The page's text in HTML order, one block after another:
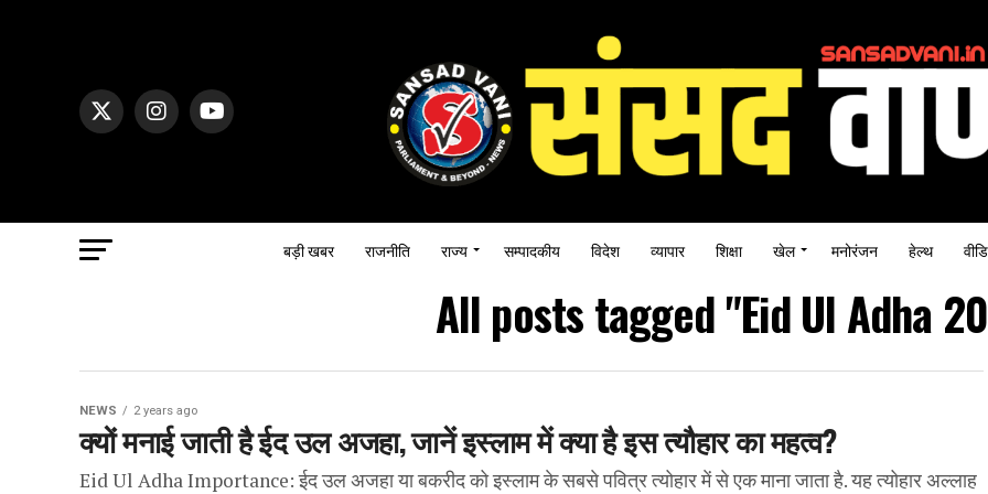
बड़ी खबर राजनीति राज्य सम्पादकीय विदेश व्यापार शिक्षा खेल मनोरंजन हेल्थ
All posts tagged "Eid Ul Adha
NEWS 2 years ago
क्यों मनाई जाती है ईद उल अजहा, जानें इस्लाम में क्या है इस त्यौहार का महत्व?
Eid Ul Adha Importance: ईद उल अजहा या बकरीद को इस्लाम के सबसे पवित्र त्योहार में से एक माना जाता है. यह त्योहार अल्लाह